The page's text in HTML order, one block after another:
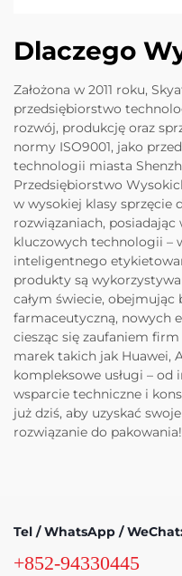
Dlaczego
Założona w 2011 roku,
przedsiębiorstwo
rozwój, produkcję oraz
normy ISO9001, jako
technologii miasta
Przedsiębiorstwo
w wysokiej klasy sprzęcie
rozwiązaniach,
kluczowych technologii –
inteligentnego
produkty są
całym świecie, obejmując
farmaceutyczną, nowych
ciesząc się zaufaniem
marek takich jak Huawei,
kompleksowe usługi –
wsparcie techniczne i
już dziś, aby uzyskać
rozwiązanie do pakowania!
Tel / WhatsApp /
+852-94330445